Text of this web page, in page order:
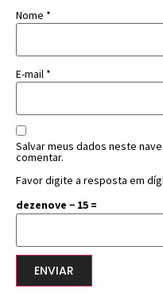
Nome *
E-mail *
Salvar meus dados neste
comentar.
Favor digite a resposta em
dezenove − 15 =